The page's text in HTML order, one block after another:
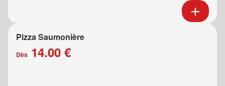
Pizza Saumonière
Dès 14.00 €